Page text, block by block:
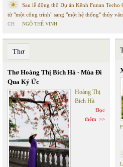
Sau lễ động thổ Dự án Kênh Funan
từ "một công trình" sang "một hệ thống" thủy
CH
NGÔ THẾ VINH
Thơ
Thơ Hoàng Thị Bích Hà - Mùa Đi
Qua Ký Ức
Hoàng Thị
Bích Hà
Đọc
thêm